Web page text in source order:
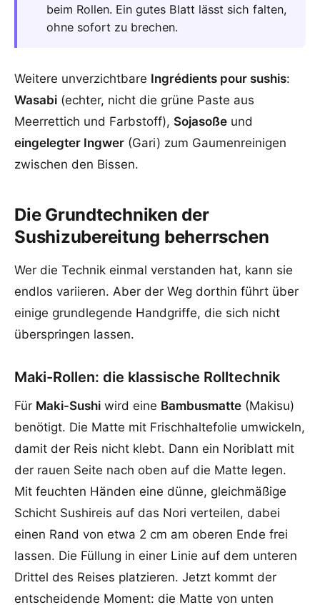
beim Rollen. Ein gutes Blatt lässt sich falten,
ohne sofort zu brechen.
Weitere unverzichtbare Ingrédients pour sushis:
Wasabi (echter, nicht die grüne Paste aus
Meerrettich und Farbstoff), Sojasoße und
eingelegter Ingwer (Gari) zum Gaumenreinigen
zwischen den Bissen.
Die Grundtechniken der
Sushizubereitung beherrschen
Wer die Technik einmal verstanden hat, kann sie
endlos variieren. Aber der Weg dorthin führt über
einige grundlegende Handgriffe, die sich nicht
überspringen lassen.
Maki-Rollen: die klassische Rolltechnik
Für Maki-Sushi wird eine Bambusmatte (Makisu)
benötigt. Die Matte mit Frischhaltefolie umwickeln,
damit der Reis nicht klebt. Dann ein Noriblatt mit
der rauen Seite nach oben auf die Matte legen.
Mit feuchten Händen eine dünne, gleichmäßige
Schicht Sushireis auf das Nori verteilen, dabei
einen Rand von etwa 2 cm am oberen Ende frei
lassen. Die Füllung in einer Linie auf dem unteren
Drittel des Reises platzieren. Jetzt kommt der
entscheidende Moment: die Matte von unten